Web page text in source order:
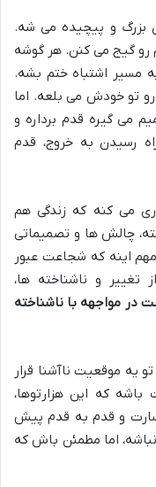
بزرگ و پیچیده می شه.
رو گیج می کنن. هر گوشه
مسیر اشتباه ختم بشه.
تو خودش می بلعه. اما
می گیره قدم برداره و
رسیدن به خروج، قدم
می کنه که زندگی هم
چالش ها و تصمیماتی
اینه که شجاعت عبور
تغییر و ناشناخته ها،
در مواجهه با ناشناخته
موقعیت ناآشنا قرار
باشه که این هزارتوها،
و قدم به قدم پیش
اما مطمئن باش که